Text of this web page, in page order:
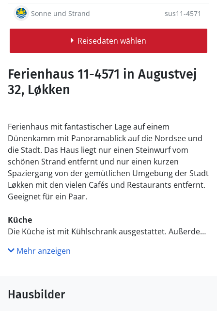
Sonne und Strand sus11-4571
Reisedaten wählen
Ferienhaus 11-4571 in Augustvej
32, Løkken
Ferienhaus mit fantastischer Lage auf einem
Dünenkamm mit Panoramablick auf die Nordsee und
die Stadt. Das Haus liegt nur einen Steinwurf vom
schönen Strand entfernt und nur einen kurzen
Spaziergang von der gemütlichen Umgebung der Stadt
Løkken mit den vielen Cafés und Restaurants entfernt.
Geeignet für ein Paar.
Küche
Die Küche ist mit Kühlschrank ausgestattet. Außerdem
Geschirrspüler.
Es gibt 1 Badezimmer mit Duschnische und 1 Toilette..
Fußbodenheizung in 1 Badezimmer.
Mehr anzeigen
Hausbilder